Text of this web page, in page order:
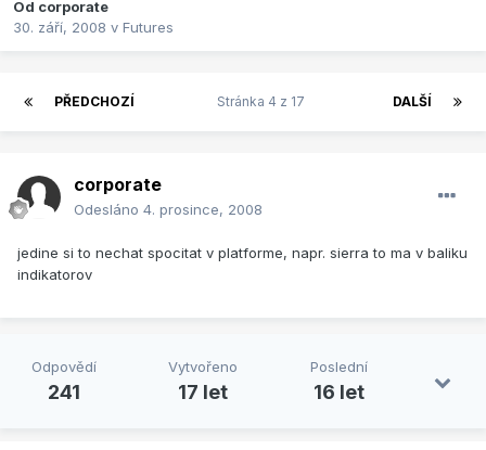
Od corporate
30. září, 2008 v Futures
PŘEDCHOZÍ DALŠÍ
Stránka 4 z 17
corporate
Odesláno 4. prosince, 2008
jedine si to nechat spocitat v platforme, napr. sierra to ma v baliku
indikatorov
Odpovědí
241
Vytvořeno
17 let
Poslední
16 let